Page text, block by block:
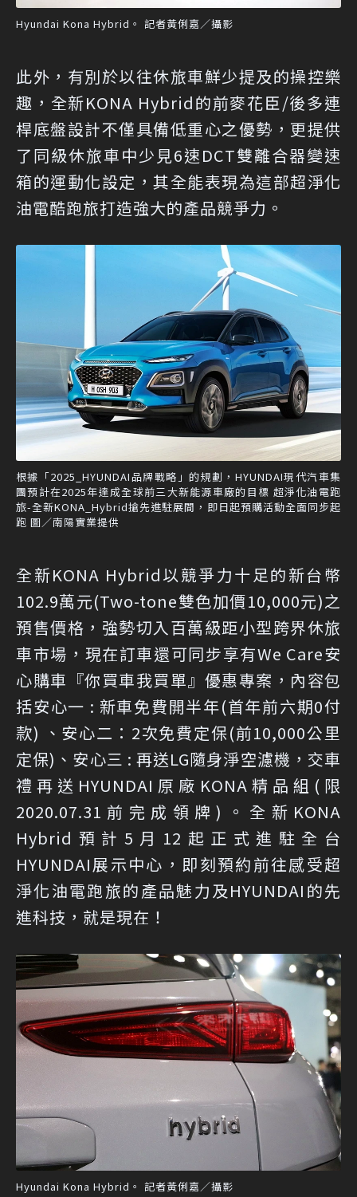
Hyundai Kona Hybrid。 記者黃俐嘉／攝影
此外，有別於以往休旅車鮮少提及的操控樂
趣，全新KONA Hybrid的前麥花臣/後多連
桿底盤設計不僅具備低重心之優勢，更提供
了同級休旅車中少見6速DCT雙離合器變速
箱的運動化設定，其全能表現為這部超淨化
油電酷跑旅打造強大的產品競爭力。
根據「2025_HYUNDAI品牌戰略」的規劃，HYUNDAI現代汽車集
團預計在2025年達成全球前三大新能源車廠的目標 超淨化油電跑
旅-全新KONA_Hybrid搶先進駐展間，即日起預購活動全面同步起
跑 圖／南陽實業提供
全新KONA Hybrid以競爭力十足的新台幣
102.9萬元(Two-tone雙色加價10,000元)之
預售價格，強勢切入百萬級距小型跨界休旅
車市場，現在訂車還可同步享有We Care安
心購車『你買車我買單』優惠專案，內容包
括安心一 : 新車免費開半年(首年前六期0付
款) 、安心二：2次免費定保(前10,000公里
定保)、安心三 : 再送LG隨身淨空濾機，交車
禮再送HYUNDAI原廠KONA精品組(限
2020.07.31前完成領牌)。全新KONA
Hybrid預計5月12起正式進駐全台
HYUNDAI展示中心，即刻預約前往感受超
淨化油電跑旅的產品魅力及HYUNDAI的先
進科技，就是現在！
Hyundai Kona Hybrid。 記者黃俐嘉／攝影